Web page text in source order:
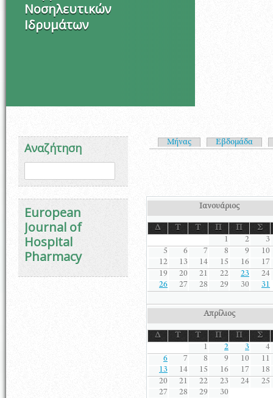
Νοσηλευτικών
Ιδρυμάτων
Αναζήτηση
Φόρμα αναζήτησης
European
Journal of
Hospital
Pharmacy
Πρωτεύουσες
Μήνας Εβδομάδα
Ιανουάριος
Δ Τ Τ Π Π
Σ
1
2
3
5
6 7 8 9
10
12
13 14 15 16
17
19
20 21 22 23
24
26
27 28 29 30 31
Απρίλιος
Δ Τ Τ Π Π
Σ
1
2 3
4
6
7 8 9 10
11
13
14 15 16 17
18
20
21 22 23 24
25
27
28 29 30